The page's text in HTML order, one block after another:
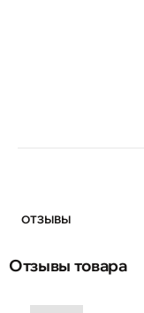
ОТЗЫВЫ
Отзывы товара